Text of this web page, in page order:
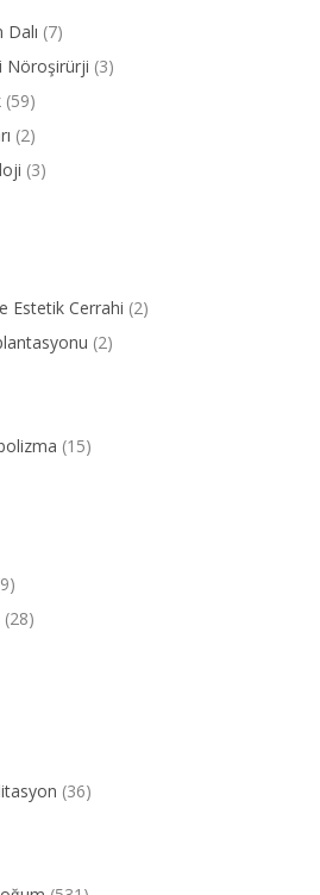
(7)
Nöroşirürji (3)
(59)
(2)
(3)
Estetik Cerrahi (2)
(2)
(15)
(28)
(36)